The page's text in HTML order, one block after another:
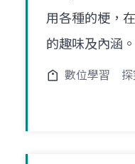
用各種的梗，
的趣味及內涵。
數位學習